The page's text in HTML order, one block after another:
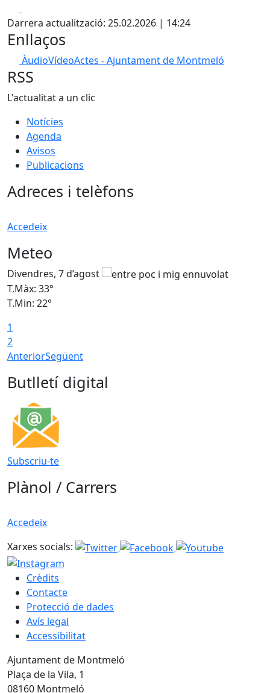
Darrera actualització: 25.02.2026 | 14:24
Enllaços
ÀudioVídeoActes - Ajuntament de Montmeló
RSS
L'actualitat a un clic
Notícies
Agenda
Avisos
Publicacions
Adreces i telèfons
Accedeix
Meteo
Divendres, 7 d’agost
T.Màx: 33°
T.Min: 22°
1
2
AnteriorSegüent
Butlletí digital
Subscriu-te
Plànol / Carrers
Accedeix
Xarxes socials:
Crèdits
Contacte
Protecció de dades
Avís legal
Accessibilitat
Ajuntament de Montmeló
Plaça de la Vila, 1
08160 Montmeló